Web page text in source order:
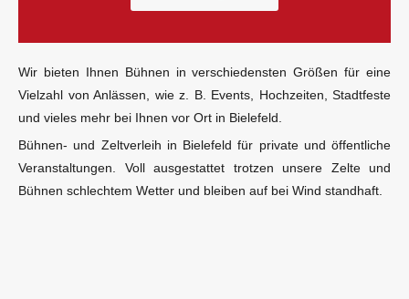
Wir bieten Ihnen Bühnen in verschiedensten Größen für eine
Vielzahl von Anlässen, wie z. B. Events, Hochzeiten, Stadtfeste
und vieles mehr bei Ihnen vor Ort in Bielefeld.
Bühnen- und Zeltverleih in Bielefeld für private und öffentliche
Veranstaltungen. Voll ausgestattet trotzen unsere Zelte und
Bühnen schlechtem Wetter und bleiben auf bei Wind standhaft.